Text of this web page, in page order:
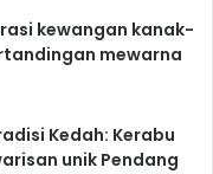
kewangan kanak-
mewarna
Kedah: Kerabu
unik Pendang